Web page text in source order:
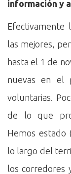
información y
Efectivamente
las mejores,
hasta el 1 de
nuevas en el
voluntarias.
de lo que
Hemos estado
lo largo del
los corredores